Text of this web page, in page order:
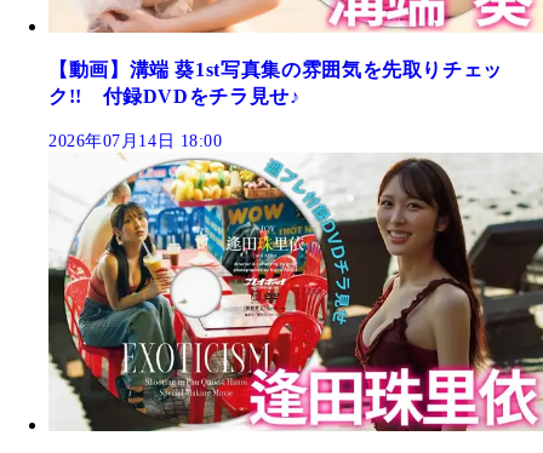
【動画】溝端 葵1st写真集の雰囲気を先取りチェッ
ク!! 付録DVDをチラ見せ♪
2026年07月14日 18:00